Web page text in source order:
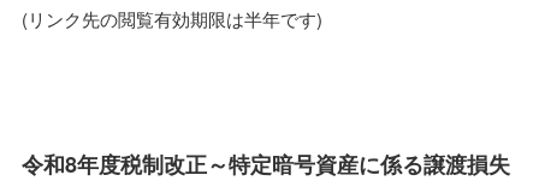
(リンク先の閲覧有効期限は半年です)
令和8年度税制改正～特定暗号資産に係る譲渡損失